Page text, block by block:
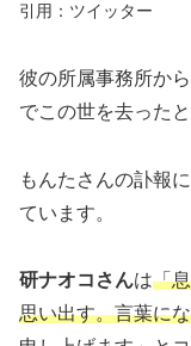
引用：ツイッター
彼の所属事務所か
でこの世を去った
もんたさんの訃報
ています。
研ナオコさんは「
思い出す。言葉に